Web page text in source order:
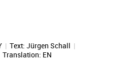
| Text: Jürgen Schall |
Translation: EN